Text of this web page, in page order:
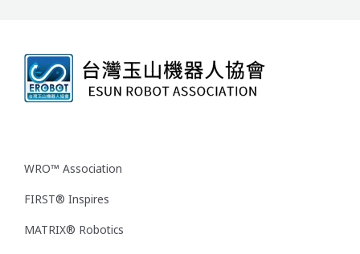
WRO™ Association
FIRST® Inspires
MATRIX® Robotics